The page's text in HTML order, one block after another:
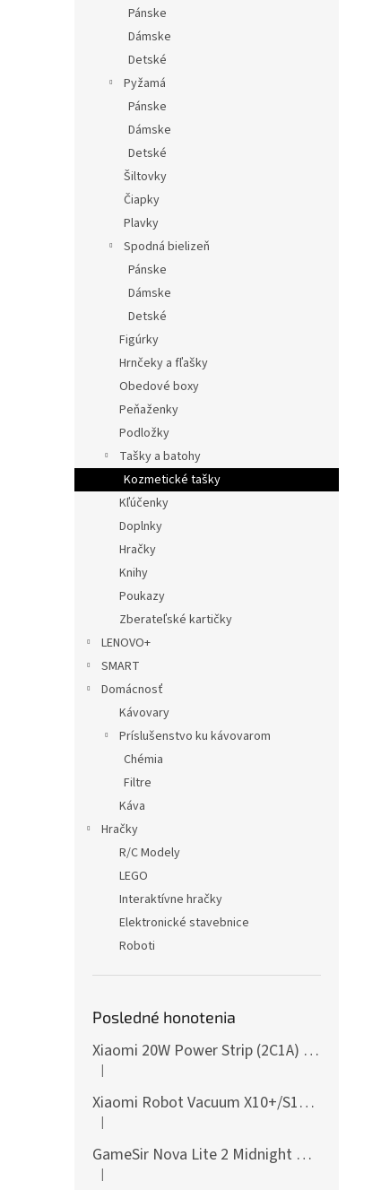
Pánske
Dámske
Detské
Pyžamá
Pánske
Dámske
Detské
Šiltovky
Čiapky
Plavky
Spodná bielizeň
Pánske
Dámske
Detské
Figúrky
Hrnčeky a fľašky
Obedové boxy
Peňaženky
Podložky
Tašky a batohy
Kozmetické tašky
Kľúčenky
Doplnky
Hračky
Knihy
Poukazy
Zberateľské kartičky
LENOVO+
SMART
Domácnosť
Kávovary
Príslušenstvo ku kávovarom
Chémia
Filtre
Káva
Hračky
R/C Modely
LEGO
Interaktívne hračky
Elektronické stavebnice
Roboti
Posledné honotenia
Xiaomi 20W Power Strip (2C1A) EU
Hodnotenie produktu je 5 z 5 hviezdičiek.
|
Xiaomi Robot Vacuum X10+/S10+/X10/X20+ Side Brush
Hodnotenie produktu je 5 z 5 hviezdičiek.
|
GameSir Nova Lite 2 Midnight Gray
Hodnotenie produktu je 5 z 5 hviezdičiek.
|